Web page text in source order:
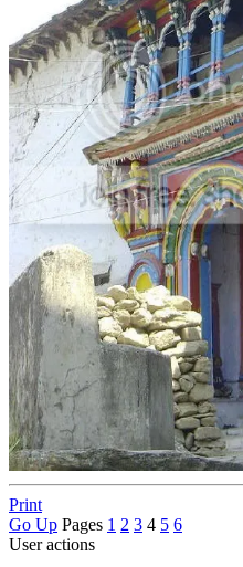
Print
Go Up Pages 1 2 3 4 5 6
User actions